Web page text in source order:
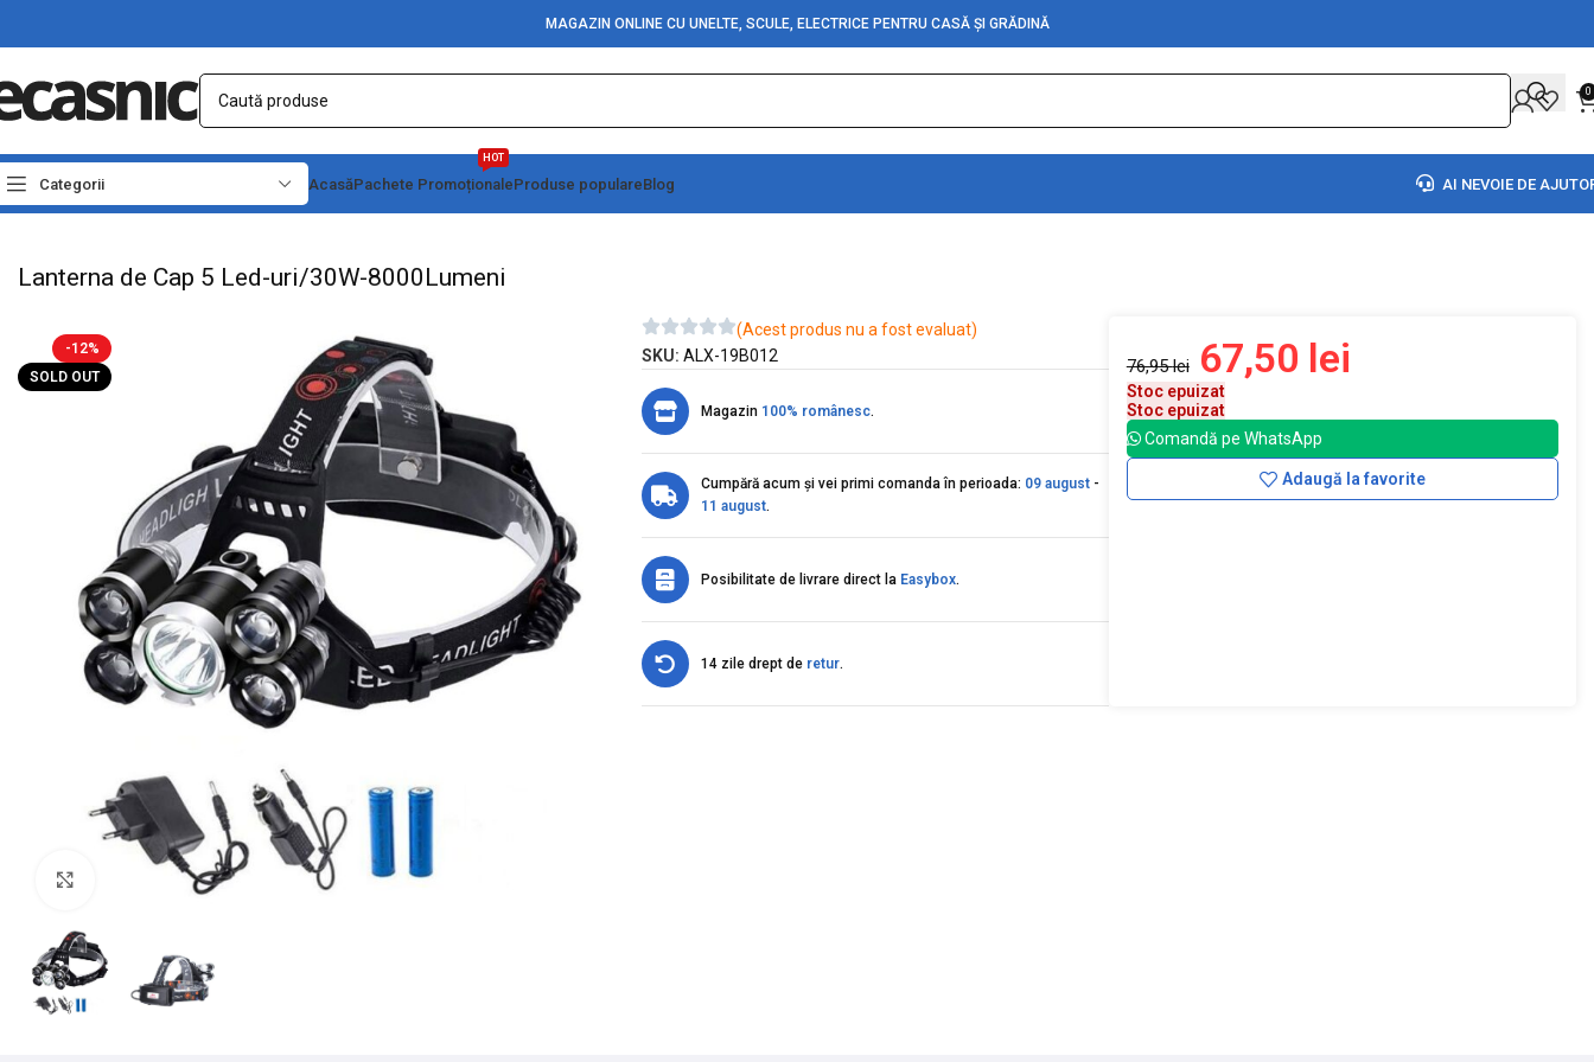
MAGAZIN ONLINE CU UNELTE, SCULE, ELECTRICE PENTRU CASĂ ȘI GRĂDINĂ
0
Categorii AcasăPachete Promoționale
HOT
Produse populareBlog AI NEVOIE DE
Prima pagină Iluminat Led Lanterne Led Lanterne de Cap
Lanterna de Cap 5 Led-uri/30W-8000Lumeni
-12%
SOLD OUT
Mărește imaginea
(Acest produs nu a fost evaluat)
SKU: ALX-19B012
Magazin 100% românesc.
Cumpără acum și vei primi comanda în perioada: 09 august-
11 august.
Posibilitate de livrare direct la Easybox.
14 zile drept de retur.
76,95lei 67,50 lei
Stoc epuizat
Stoc epuizat
Comandă pe WhatsApp
Adaugă la favorite